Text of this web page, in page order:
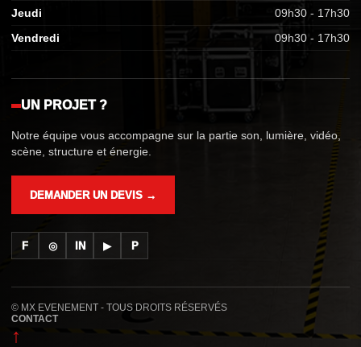
Jeudi
09h30 - 17h30
Vendredi
09h30 - 17h30
UN PROJET ?
Notre équipe vous accompagne sur la partie son, lumière, vidéo,
scène, structure et énergie.
DEMANDER UN DEVIS →
F ◎ IN ▶ P
© MX EVENEMENT - TOUS DROITS RÉSERVÉS
CONTACT
↑